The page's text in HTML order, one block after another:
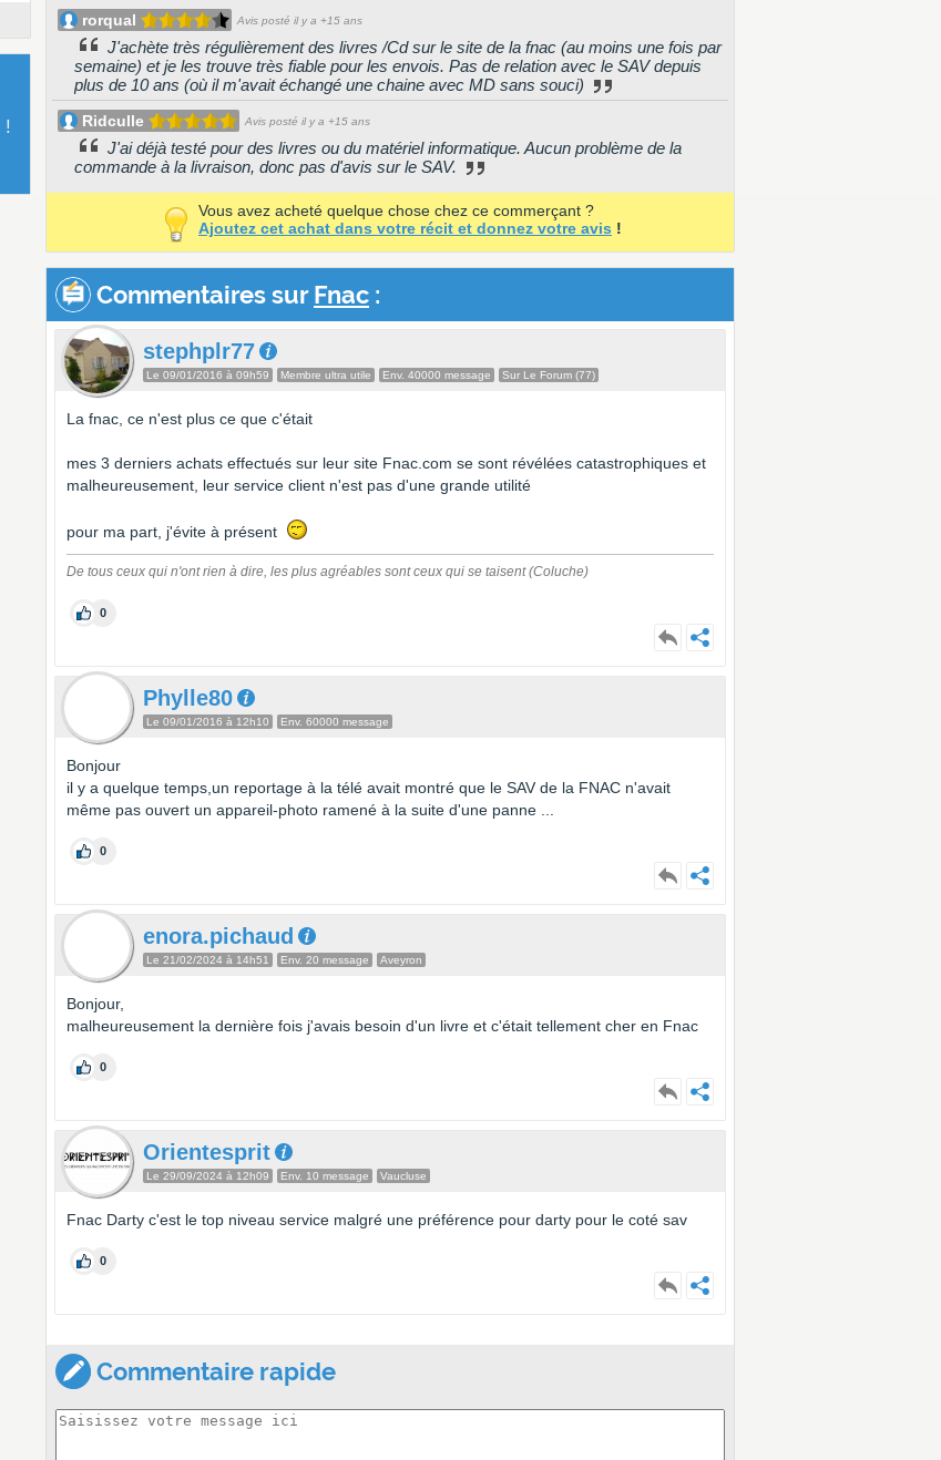
!
rorqual Avis posté il y a +15 ans
J'achète très régulièrement des livres /Cd sur le site de la fnac (au moins une fois par
semaine) et je les trouve très fiable pour les envois. Pas de relation avec le SAV depuis
plus de 10 ans (où il m'avait échangé une chaine avec MD sans souci)
Ridculle Avis posté il y a +15 ans
J'ai déjà testé pour des livres ou du matériel informatique. Aucun problème de la
commande à la livraison, donc pas d'avis sur le SAV.
Vous avez acheté quelque chose chez ce commerçant ?
Ajoutez cet achat dans votre récit et donnez votre avis !
Commentaires surFnac :
stephplr77
Le 09/01/2016 à 09h59 Membre ultra utile Env. 40000 message Sur Le Forum (77)
La fnac, ce n'est plus ce que c'était
mes 3 derniers achats effectués sur leur site Fnac.com se sont révélées catastrophiques et
malheureusement, leur service client n'est pas d'une grande utilité
pour ma part, j'évite à présent
De tous ceux qui n'ont rien à dire, les plus agréables sont ceux qui se taisent (Coluche)
0
Phylle80
Le 09/01/2016 à 12h10 Env. 60000 message
Bonjour
il y a quelque temps,un reportage à la télé avait montré que le SAV de la FNAC n'avait
même pas ouvert un appareil-photo ramené à la suite d'une panne ...
0
enora.pichaud
Le 21/02/2024 à 14h51 Env. 20 message Aveyron
Bonjour,
malheureusement la dernière fois j'avais besoin d'un livre et c'était tellement cher en Fnac
0
Orientesprit
Le 29/09/2024 à 12h09 Env. 10 message Vaucluse
Fnac Darty c'est le top niveau service malgré une préférence pour darty pour le coté sav
0
Commentaire rapide